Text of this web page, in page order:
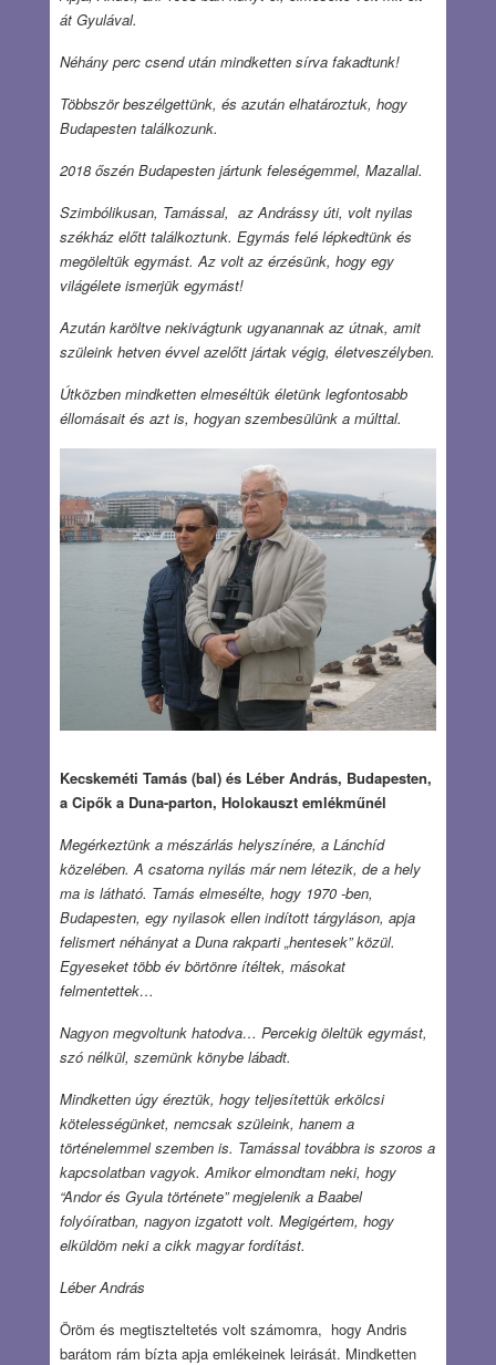
át Gyulával.
Néhány perc csend után mindketten sírva fakadtunk!
Többször beszélgettünk, és azután elhatároztuk, hogy
Budapesten találkozunk.
2018 őszén Budapesten jártunk feleségemmel, Mazallal.
Szimbólikusan, Tamással, az Andrássy úti, volt nyilas
székház előtt találkoztunk. Egymás felé lépkedtünk és
megöleltük egymást. Az volt az érzésünk, hogy egy
világélete ismerjük egymást!
Azután karöltve nekivágtunk ugyanannak az útnak, amit
szüleink hetven évvel azelőtt jártak végig, életveszélyben.
Útközben mindketten elmeséltük életünk legfontosabb
éllomásait és azt is, hogyan szembesülünk a múlttal.
Kecskeméti Tamás (bal) és Léber András, Budapesten,
a Cipők a Duna-parton, Holokauszt emlékműnél
Megérkeztünk a mészárlás helyszínére, a Lánchíd
közelében. A csatorna nyilás már nem létezik, de a hely
ma is látható. Tamás elmesélte, hogy 1970 -ben,
Budapesten, egy nyilasok ellen indított tárgyláson, apja
felismert néhányat a Duna rakparti „hentesek” közül.
Egyeseket több év börtönre ítéltek, másokat
felmentettek…
Nagyon megvoltunk hatodva… Percekig öleltük egymást,
szó nélkül, szemünk könybe lábadt.
Mindketten úgy éreztük, hogy teljesítettük erkölcsi
kötelességünket, nemcsak szüleink, hanem a
történelemmel szemben is. Tamással továbbra is szoros a
kapcsolatban vagyok. Amikor elmondtam neki, hogy
“Andor és Gyula története” megjelenik a Baabel
folyóíratban, nagyon izgatott volt. Megigértem, hogy
elküldöm neki a cikk magyar fordítást.
Léber András
Öröm és megtiszteltetés volt számomra, hogy Andris
barátom rám bízta apja emlékeinek leirását. Mindketten